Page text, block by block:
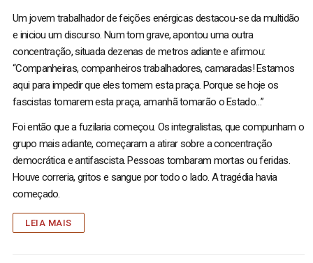
Um jovem trabalhador de feições enérgicas destacou-se da multidão
e iniciou um discurso. Num tom grave, apontou uma outra
concentração, situada dezenas de metros adiante e afirmou:
“Companheiras, companheiros trabalhadores, camaradas! Estamos
aqui para impedir que eles tomem esta praça. Porque se hoje os
fascistas tomarem esta praça, amanhã tomarão o Estado…”
Foi então que a fuzilaria começou. Os integralistas, que compunham o
grupo mais adiante, começaram a atirar sobre a concentração
democrática e antifascista. Pessoas tombaram mortas ou feridas.
Houve correria, gritos e sangue por todo o lado. A tragédia havia
começado.
LEIA MAIS